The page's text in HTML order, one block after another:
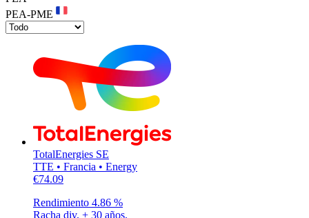
PEA-PME
TotalEnergies SE
TTE • Francia • Energy
€74.09
Rendimiento 4.86 %
Racha div. + 30 años.